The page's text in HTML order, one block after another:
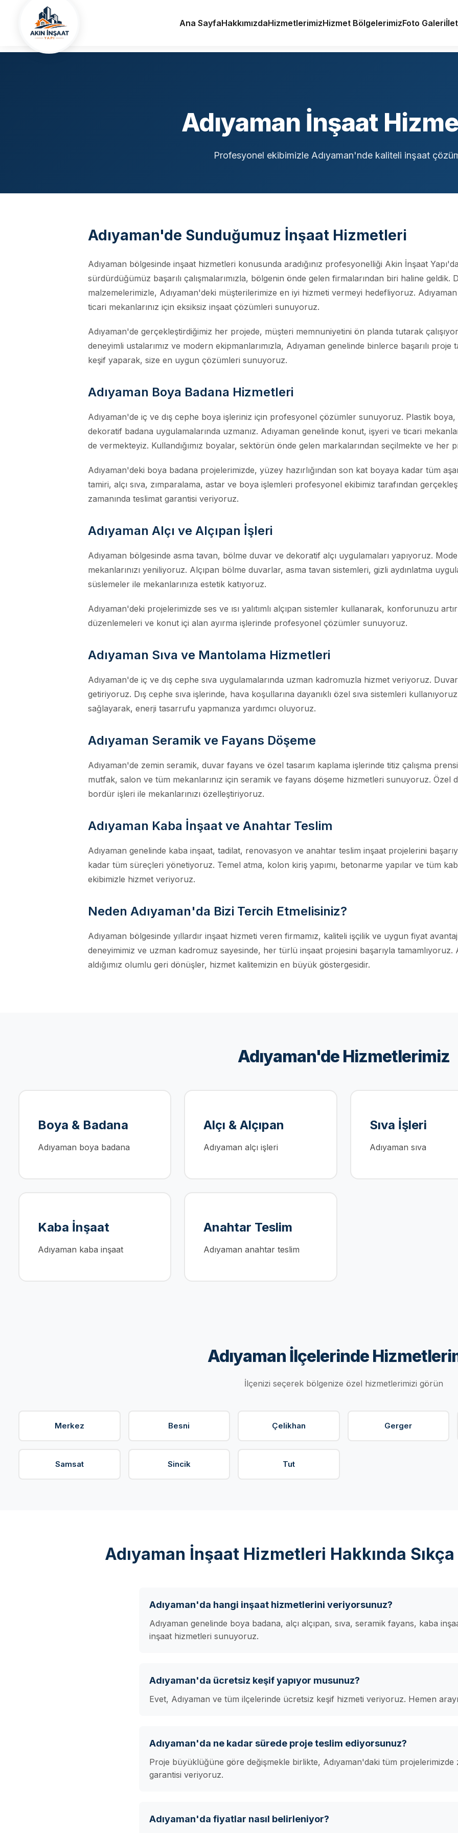
Ana SayfaHakkımızdaHizmetlerimizHizmet BölgelerimizFoto Galeri
Ana Sayfa Hizmet Bölgelerimiz
Adıyaman İnşaat
Profesyonel ekibimizle Adıyaman'nde kaliteli inşaat
Adıyaman'de Sunduğumuz İnşaat Hizmetleri
Adıyaman bölgesinde inşaat hizmetleri konusunda aradığınız profesyonelliği Akin İnşaat
sürdürdüğümüz başarılı çalışmalarımızla, bölgenin önde gelen firmalarından biri haline geldik.
malzemelerimizle, Adıyaman'deki müşterilerimize en iyi hizmeti vermeyi hedefliyoruz.
ticari mekanlarınız için eksiksiz inşaat çözümleri sunuyoruz.
Adıyaman'de gerçekleştirdiğimiz her projede, müşteri memnuniyetini ön planda tutarak
deneyimli ustalarımız ve modern ekipmanlarımızla, Adıyaman genelinde binlerce başarılı proje
keşif yaparak, size en uygun çözümleri sunuyoruz.
Adıyaman Boya Badana Hizmetleri
Adıyaman'de iç ve dış cephe boya işleriniz için profesyonel çözümler sunuyoruz. Plastik
dekoratif badana uygulamalarında uzmanız. Adıyaman genelinde konut, işyeri ve ticari
de vermekteyiz. Kullandığımız boyalar, sektörün önde gelen markalarından seçilmekte ve her
Adıyaman'deki boya badana projelerimizde, yüzey hazırlığından son kat boyaya kadar tüm
tamiri, alçı sıva, zımparalama, astar ve boya işlemleri profesyonel ekibimiz tarafından
zamanında teslimat garantisi veriyoruz.
Adıyaman Alçı ve Alçıpan İşleri
Adıyaman bölgesinde asma tavan, bölme duvar ve dekoratif alçı uygulamaları yapıyoruz.
mekanlarınızı yeniliyoruz. Alçıpan bölme duvarlar, asma tavan sistemleri, gizli aydınlatma
süslemeler ile mekanlarınıza estetik katıyoruz.
Adıyaman'deki projelerimizde ses ve ısı yalıtımlı alçıpan sistemler kullanarak, konforunuzu
düzenlemeleri ve konut içi alan ayırma işlerinde profesyonel çözümler sunuyoruz.
Adıyaman Sıva ve Mantolama Hizmetleri
Adıyaman'de iç ve dış cephe sıva uygulamalarında uzman kadromuzla hizmet veriyoruz.
getiriyoruz. Dış cephe sıva işlerinde, hava koşullarına dayanıklı özel sıva sistemleri
sağlayarak, enerji tasarrufu yapmanıza yardımcı oluyoruz.
Adıyaman Seramik ve Fayans Döşeme
Adıyaman'de zemin seramik, duvar fayans ve özel tasarım kaplama işlerinde titiz çalışma
mutfak, salon ve tüm mekanlarınız için seramik ve fayans döşeme hizmetleri sunuyoruz. Özel
bordür işleri ile mekanlarınızı özelleştiriyoruz.
Adıyaman Kaba İnşaat ve Anahtar Teslim
Adıyaman genelinde kaba inşaat, tadilat, renovasyon ve anahtar teslim inşaat projelerini
kadar tüm süreçleri yönetiyoruz. Temel atma, kolon kiriş yapımı, betonarme yapılar ve tüm
ekibimizle hizmet veriyoruz.
Neden Adıyaman'da Bizi Tercih Etmelisiniz?
Adıyaman bölgesinde yıllardır inşaat hizmeti veren firmamız, kaliteli işçilik ve uygun fiyat
deneyimimiz ve uzman kadromuz sayesinde, her türlü inşaat projesini başarıyla tamamlıyoruz.
aldığımız olumlu geri dönüşler, hizmet kalitemizin en büyük göstergesidir.
Adıyaman'de Hizmetlerimiz
Boya & Badana
Adıyaman boya badana
Alçı & Alçıpan
Adıyaman alçı işleri
Sıva İşleri
Adıyaman sıva
Kaba İnşaat
Adıyaman kaba inşaat
Anahtar Teslim
Adıyaman anahtar teslim
Adıyaman İlçelerinde
İlçenizi seçerek bölgenize özel hizmetlerimizi görün
Merkez Besni Çelikhan Gerger
Samsat Sincik Tut
Adıyaman İnşaat Hizmetleri Hakkında
Adıyaman'da hangi inşaat hizmetlerini veriyorsunuz?
Adıyaman genelinde boya badana, alçı alçıpan, sıva, seramik fayans, kaba
inşaat hizmetleri sunuyoruz.
Adıyaman'da ücretsiz keşif yapıyor musunuz?
Evet, Adıyaman ve tüm ilçelerinde ücretsiz keşif hizmeti veriyoruz. Hemen
Adıyaman'da ne kadar sürede proje teslim ediyorsunuz?
Proje büyüklüğüne göre değişmekle birlikte, Adıyaman'daki tüm projelerimizde
garantisi veriyoruz.
Adıyaman'da fiyatlar nasıl belirleniyor?